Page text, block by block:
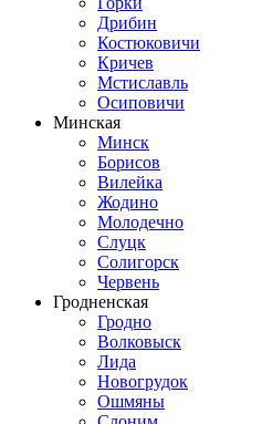
Дрибин
Костюковичи
Кричев
Мстиславль
Осиповичи
Минская
Минск
Борисов
Вилейка
Жодино
Молодечно
Слуцк
Солигорск
Червень
Гродненская
Гродно
Волковыск
Лида
Новогрудок
Ошмяны